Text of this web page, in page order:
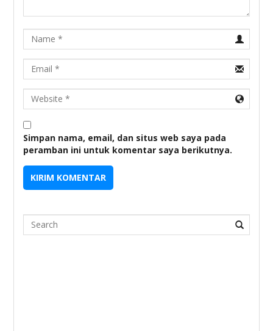
Name
Email
URL
Simpan nama, email, dan situs web saya pada
peramban ini untuk komentar saya berikutnya.
Search